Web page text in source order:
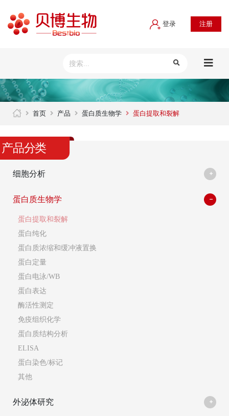
登录 注册
首页 产品 蛋白质生物学 蛋白提取和裂解
产品分类
细胞分析
蛋白质生物学
蛋白提取和裂解
蛋白纯化
蛋白质浓缩和缓冲液置换
蛋白定量
蛋白电泳/WB
蛋白表达
酶活性测定
免疫组织化学
蛋白质结构分析
ELISA
蛋白染色/标记
其他
外泌体研究